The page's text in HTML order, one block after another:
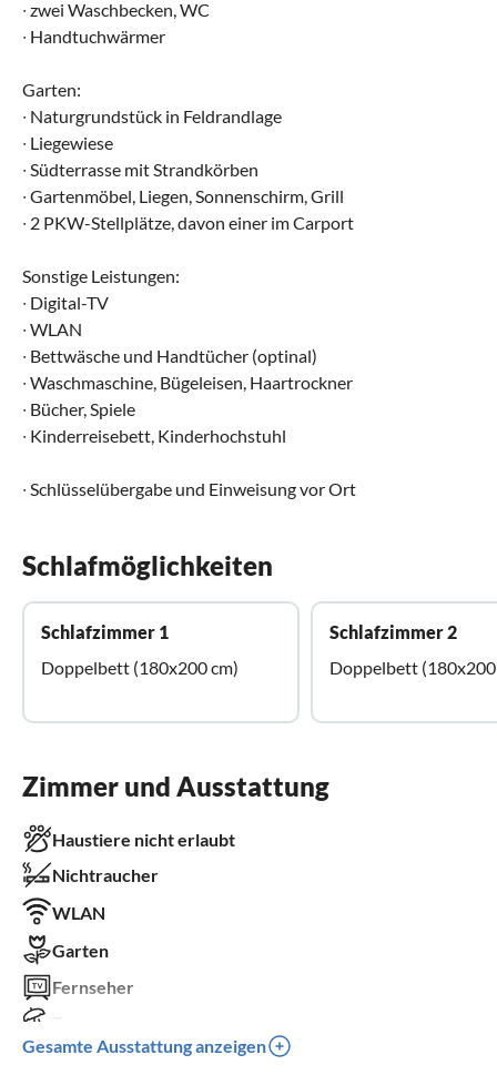
∙ zwei Waschbecken, WC
∙ Handtuchwärmer
Garten:
∙ Naturgrundstück in Feldrandlage
∙ Liegewiese
∙ Südterrasse mit Strandkörben
∙ Gartenmöbel, Liegen, Sonnenschirm, Grill
∙ 2 PKW-Stellplätze, davon einer im Carport
Sonstige Leistungen:
∙ Digital-TV
∙ WLAN
∙ Bettwäsche und Handtücher (optinal)
∙ Waschmaschine, Bügeleisen, Haartrockner
∙ Bücher, Spiele
∙ Kinderreisebett, Kinderhochstuhl
∙ Schlüsselübergabe und Einweisung vor Ort
Schlafmöglichkeiten
Schlafzimmer 1
Doppelbett (180x200 cm)
Schlafzimmer 2
Doppelbett (180x200
Zimmer und Ausstattung
Haustiere nicht erlaubt
Nichtraucher
WLAN
Garten
Fernseher
Spülmaschine
Gesamte Ausstattung anzeigen